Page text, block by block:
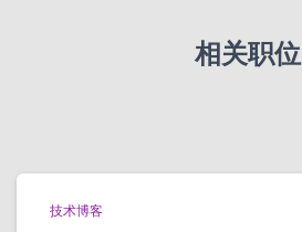
相关职位
技术博客